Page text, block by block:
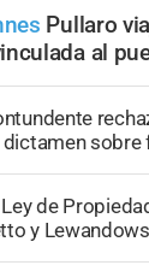
Pullaro
al
sobre
Ley de
y